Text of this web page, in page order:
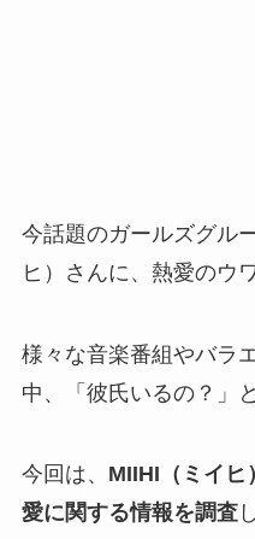
今話題のガールズグル
ヒ）さんに、熱愛のウ
様々な音楽番組やバラ
中、「彼氏いるの？」
今回は、 MIIHI（ミイヒ
愛に関する情報を調査